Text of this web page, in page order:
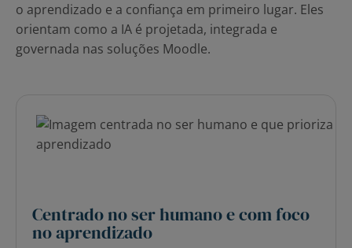
o aprendizado e a confiança em primeiro lugar. Eles
orientam como a IA é projetada, integrada e
governada nas soluções Moodle.
Centrado no ser humano e com foco
no aprendizado